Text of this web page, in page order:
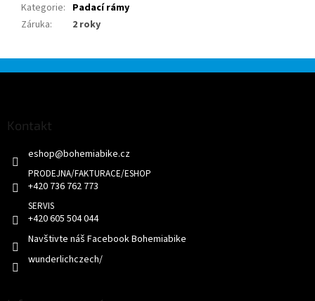
Kategorie: Padací rámy
Záruka: 2 roky
Kontakt
eshop@bohemiabike.cz
+420 736 762 773
+420 605 504 044
Navštivte náš Facebook Bohemiabike
wunderlichczech/